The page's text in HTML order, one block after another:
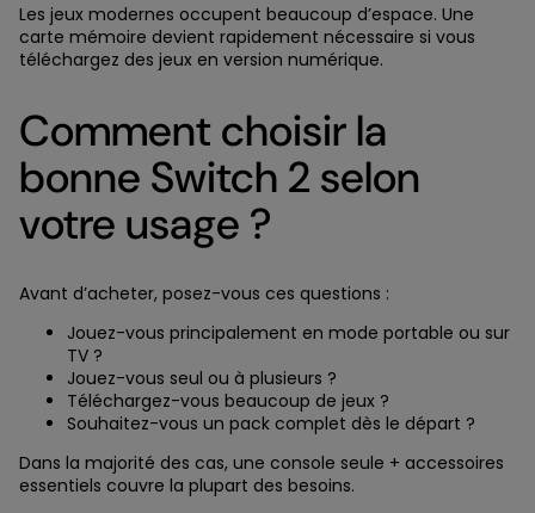
Les jeux modernes occupent beaucoup d’espace. Une
carte mémoire devient rapidement nécessaire si vous
téléchargez des jeux en version numérique.
Comment choisir la
bonne Switch 2 selon
votre usage ?
Avant d’acheter, posez-vous ces questions :
Jouez-vous principalement en mode portable ou sur
TV ?
Jouez-vous seul ou à plusieurs ?
Téléchargez-vous beaucoup de jeux ?
Souhaitez-vous un pack complet dès le départ ?
Dans la majorité des cas, une console seule + accessoires
essentiels couvre la plupart des besoins.